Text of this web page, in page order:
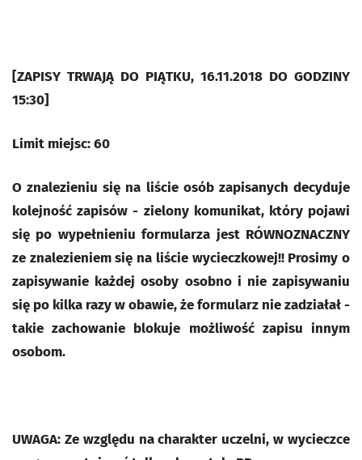
[ZAPISY TRWAJĄ DO PIĄTKU, 16.11.2018 DO GODZINY
15:30]
Limit miejsc: 60
O znalezieniu się na liście osób zapisanych decyduje
kolejność zapisów - zielony komunikat, który pojawi
się po wypełnieniu formularza jest RÓWNOZNACZNY
ze znalezieniem się na liście wycieczkowej!! Prosimy o
zapisywanie każdej osoby osobno i nie zapisywaniu
się po kilka razy w obawie, że formularz nie zadziałał -
takie zachowanie blokuje możliwość zapisu innym
osobom.
UWAGA: Ze względu na charakter uczelni, w wycieczce